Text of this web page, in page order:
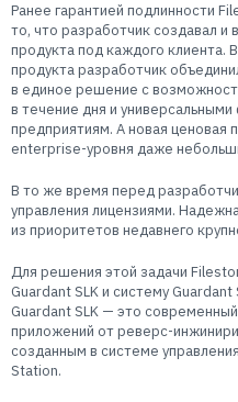
Ранее гарантией подлинности
то, что разработчик создавал и
продукта под каждого клиента.
продукта разработчик
в единое решение с
в течение дня и
предприятиям. А новая ценовая
enterprise-уровня даже
В то же время перед
управления лицензиями.
из приоритетов недавнего
Для решения этой задачи
Guardant SLK и систему
Guardant SLK — это
приложений отреверс-
созданным в системе
Station.